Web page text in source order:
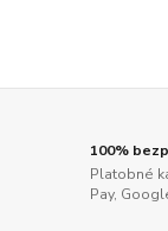
100%
Platobné
Pay,